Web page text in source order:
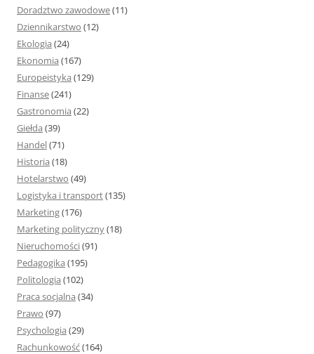
Doradztwo zawodowe(11)
Dziennikarstwo (12)
Ekologia (24)
Ekonomia (167)
Europeistyka (129)
Finanse(241)
Gastronomia (22)
Giełda (39)
Handel(71)
Historia (18)
Hotelarstwo (49)
Logistyka i transport(135)
Marketing(176)
Marketing polityczny(18)
Nieruchomości(91)
Pedagogika (195)
Politologia (102)
Praca socjalna (34)
Prawo (97)
Psychologia (29)
Rachunkowość(164)